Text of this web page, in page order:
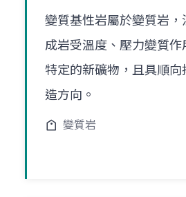
變質基性岩屬於變質岩，
成岩受溫度、壓力變質作
特定的新礦物，且具順向
造方向。
變質岩